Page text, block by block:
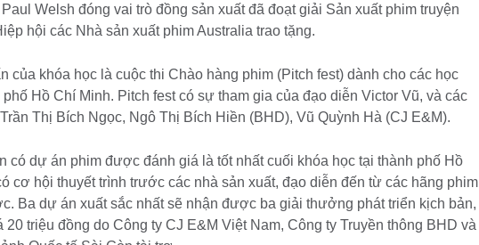
Welsh đóng vai trò đồng sản xuất đã đoạt giải Sản xuất phim truyện
hội các Nhà sản xuất phim Australia trao tặng.
của khóa học là cuộc thi Chào hàng phim (Pitch fest) dành cho các học
Hồ Chí Minh. Pitch fest có sự tham gia của đạo diễn Victor Vũ, và các
Thị Bích Ngọc, Ngô Thị Bích Hiền (BHD), Vũ Quỳnh Hà (CJ E&M).
có dự án phim được đánh giá là tốt nhất cuối khóa học tại thành phố Hồ
cơ hội thuyết trình trước các nhà sản xuất, đạo diễn đến từ các hãng phim
Ba dự án xuất sắc nhất sẽ nhận được ba giải thưởng phát triển kịch bản,
20 triệu đồng do Công ty CJ E&M Việt Nam, Công ty Truyền thông BHD và